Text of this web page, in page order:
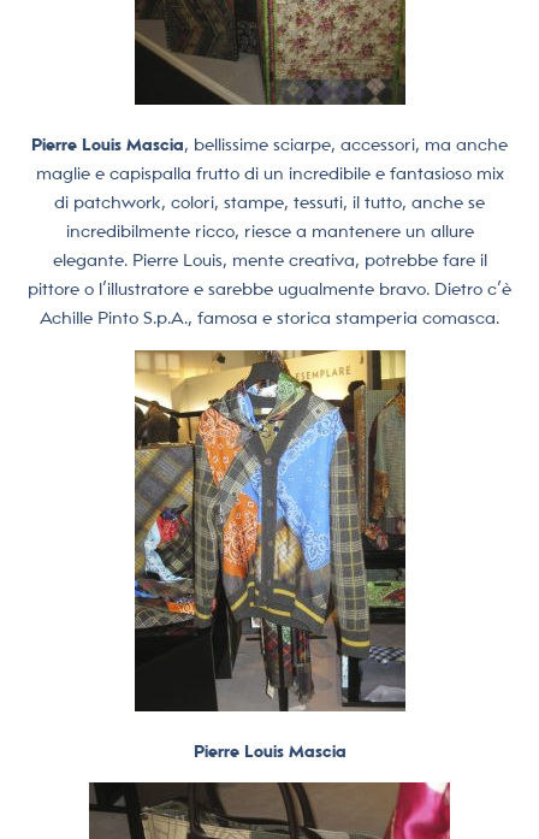
Pierre Louis Mascia, bellissime sciarpe, accessori, ma anche
maglie e capispalla frutto di un incredibile e fantasioso mix
di patchwork, colori, stampe, tessuti, il tutto, anche se
incredibilmente ricco, riesce a mantenere un allure
elegante. Pierre Louis, mente creativa, potrebbe fare il
pittore o l’illustratore e sarebbe ugualmente bravo. Dietro c’è
Achille Pinto S.p.A., famosa e storica stamperia comasca.
Pierre Louis Mascia